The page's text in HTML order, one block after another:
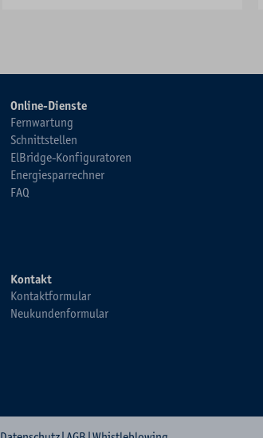
Online-Dienste
Fernwartung
Schnittstellen
ElBridge-Konfiguratoren
Energiesparrechner
FAQ
Kontakt
Kontaktformular
Neukundenformular